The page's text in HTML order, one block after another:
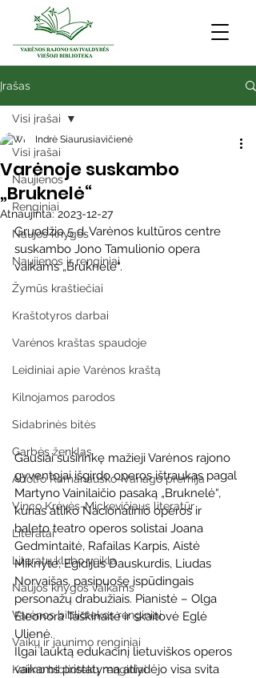
Įrašas
Visi įrašai
Naujienos
Renginiai
Naujos knygos
Naujienos ir renginiai
Žymūs kraštiečiai
Kraštotyros darbai
Varėnos kraštas spaudoje
Leidiniai apie Varėnos kraštą
Kilnojamos parodos
Sidabrinės bitės
Garbės ženklas
Adolfo Ramanausko–Vanago premija
Vinco Krėvės-Mickevičiaus literatūr
Literatai
Literatų klubo veikla
Naujos knygos vaikams
Varėnos bibliotekos renginiai
Vaikų ir jaunimo renginiai
Kaimo bibliotekų renginiai
Visi įrašai
Varėnoje suskambo
„Bruknelė“
Indrė Siaurusiavičienė
Atnaujinta:2023-12-27
Gruodžio 5 d. Varėnos kultūros centre
suskambo Jono Tamulionio opera
vaikams „Bruknelė“.
Gausiai susirinkę mažieji Varėnos rajono
gyventojai išgirdo operos ištraukas pagal
Martyno Vainilaičio pasaką „Bruknelė“,
kurias atliko Nacionalinio operos ir
baleto teatro operos solistai Joana
Gedmintaitė, Rafailas Karpis, Aistė
Miknytė, Egidijus Dauskurdis, Liudas
Norvaišas, pasipuošę įspūdingais
personažų drabužiais. Pianistė – Olga
Eleonora Taškinaitė ir skaitovė Eglė
Ulienė.
Ilgai lauktą edukacinį lietuviškos operos
vaikams pristatymą atlydėjo visa svita